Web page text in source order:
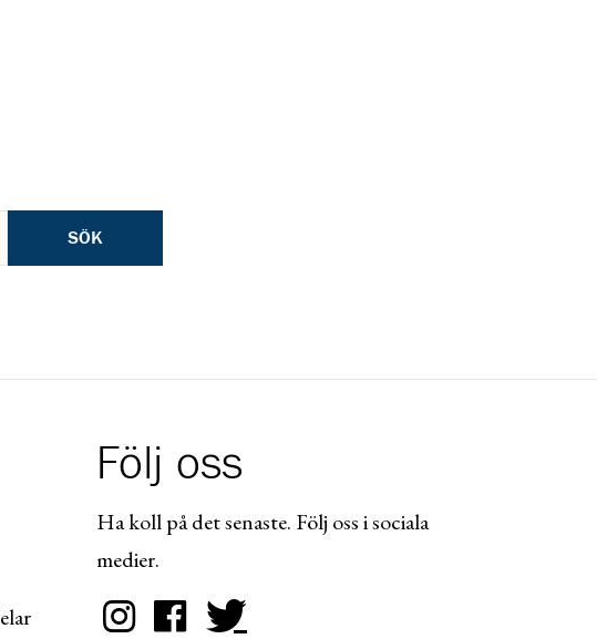
SÖK
Följ oss
Ha koll på det senaste. Följ oss i sociala
medier.